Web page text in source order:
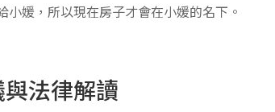
小媛，所以現在房子才會在小媛的名下。
法律解讀